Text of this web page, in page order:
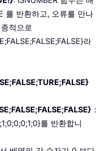
를 반환하고, 오류를 만나
적으로
라
：
를 반환합니